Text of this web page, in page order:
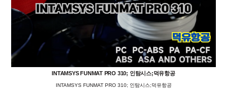
INTAMSYS FUNMAT PRO 310; 인탐시스;덕유항공
INTAMSYS FUNMAT PRO 310; 인탐시스;덕유항공